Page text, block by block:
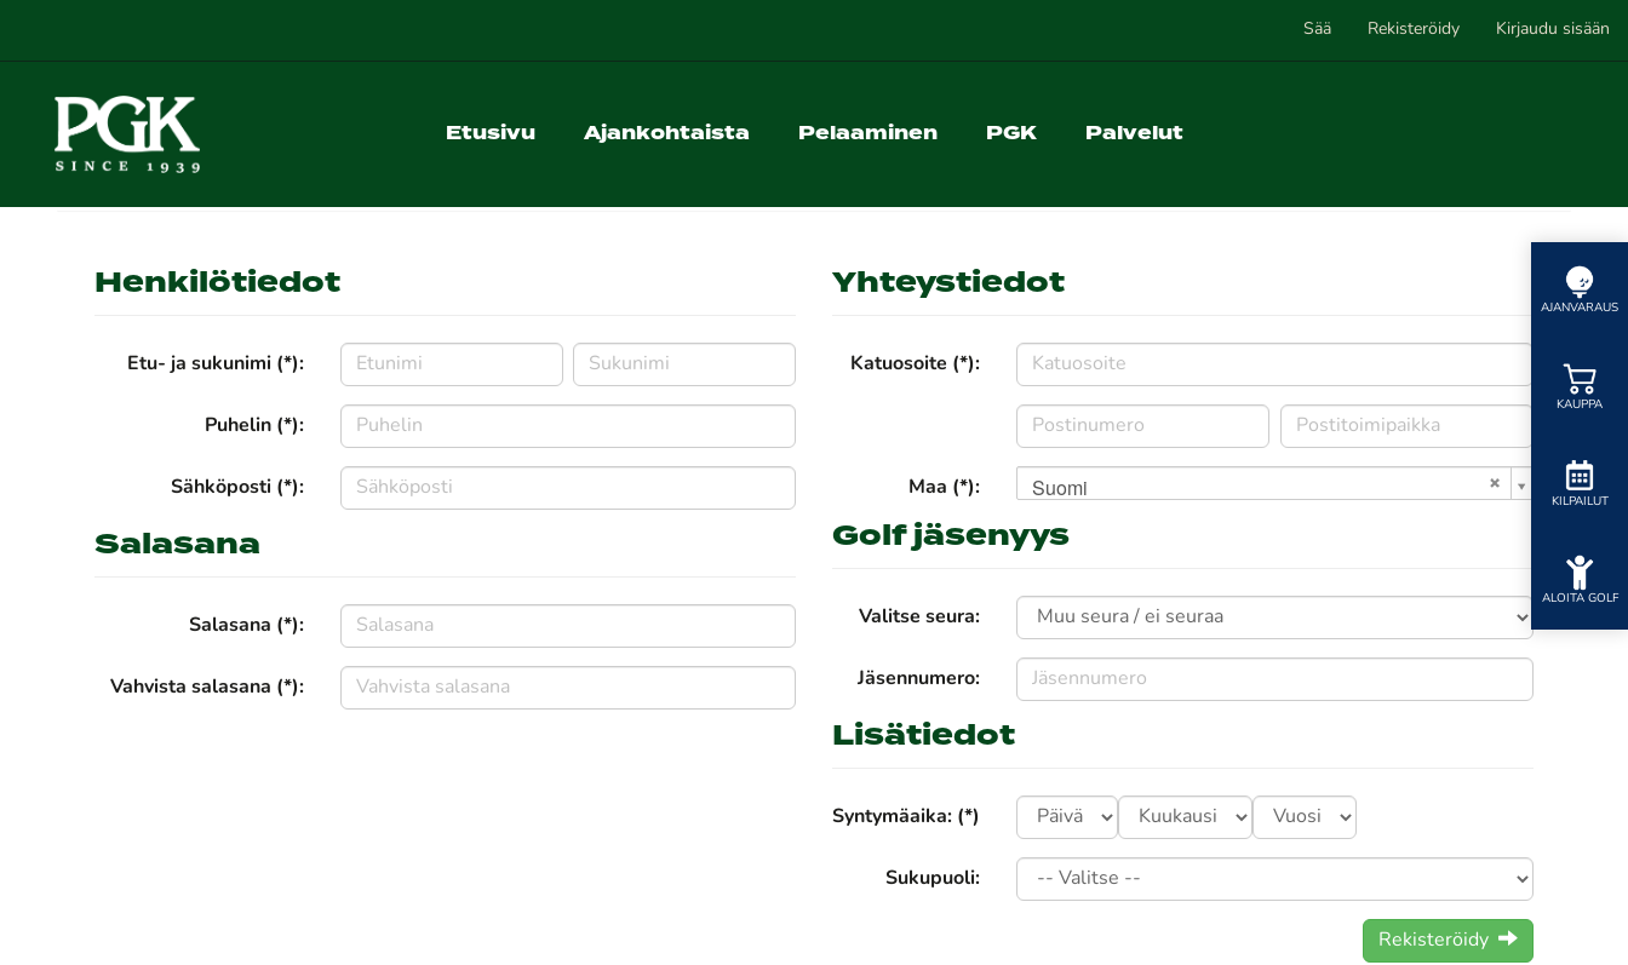
Sää Rekisteröidy Kirjaudu sisään
Etusivu Ajankohtaista Pelaaminen PGK Palvelut
AJANVARAUS
KAUPPA
KILPAILUT
ALOITA GOLF
Henkilötiedot
Etu- ja sukunimi (*):
Puhelin (*):
Sähköposti (*):
Salasana
Salasana (*):
Vahvista salasana (*):
Yhteystiedot
Katuosoite (*):
Maa (*): Suomi
Golf jäsenyys
Valitse seura:
Jäsennumero:
Lisätiedot
Syntymäaika: (*)
Sukupuoli:
Rekisteröidy